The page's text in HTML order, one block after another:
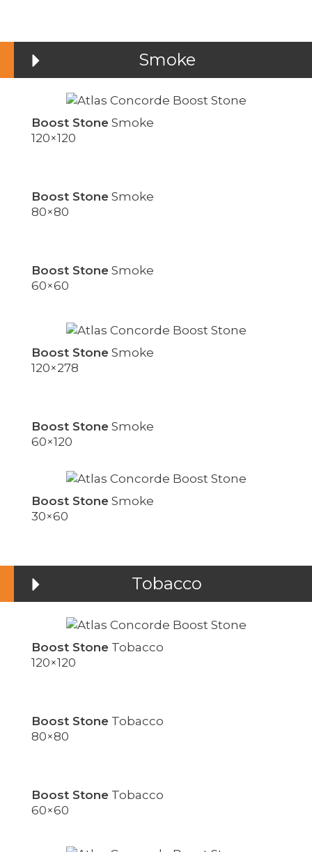
Smoke
Boost Stone Smoke
120×120
Boost Stone Smoke
80×80
Boost Stone Smoke
60×60
Boost Stone Smoke
120×278
Boost Stone Smoke
60×120
Boost Stone Smoke
30×60
Tobacco
Boost Stone Tobacco
120×120
Boost Stone Tobacco
80×80
Boost Stone Tobacco
60×60